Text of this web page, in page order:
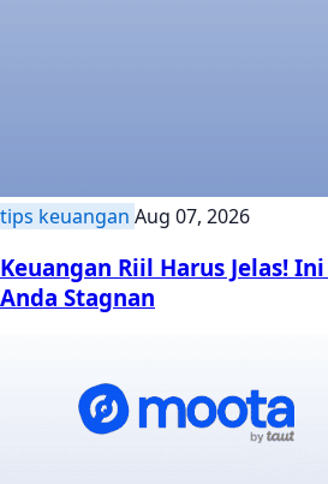
tips keuangan Aug 07, 2026
Keuangan Riil Harus Jelas!
Anda Stagnan